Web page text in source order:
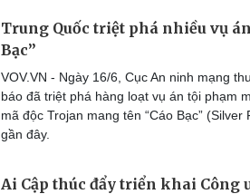
Trung Quốc triệt phá nhiều vụ
Bạc”
VOV.VN - Ngày 16/6, Cục An ninh mạng
báo đã triệt phá hàng loạt vụ án tội phạm
mã độc Trojan mang tên “Cáo Bạc”
gần đây.
Ai Cập thúc đẩy triển khai Công